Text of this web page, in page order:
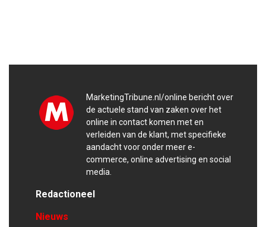
MarketingTribune.nl/online bericht over
de actuele stand van zaken over het
online in contact komen met en
verleiden van de klant, met specifieke
aandacht voor onder meer e-
commerce, online advertising en social
media.
Redactioneel
Nieuws